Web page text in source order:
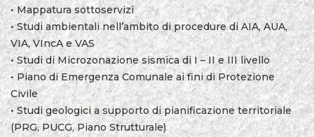
• Mappatura sottoservizi
• Studi ambientali nell’ambito di procedure di AIA, AUA,
VIA, VIncA e VAS
• Studi di Microzonazione sismica di I – II e III livello
• Piano di Emergenza Comunale ai fini di Protezione
Civile
• Studi geologici a supporto di pianificazione territoriale
(PRG, PUCG, Piano Strutturale)